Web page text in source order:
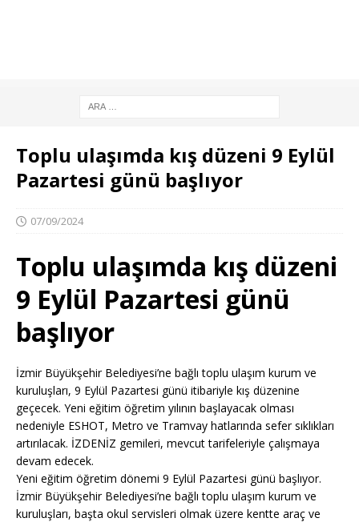
Toplu ulaşımda kış düzeni 9 Eylül
Pazartesi günü başlıyor
07/09/2024
Toplu ulaşımda kış düzeni
9 Eylül Pazartesi günü
başlıyor
İzmir Büyükşehir Belediyesi’ne bağlı toplu ulaşım kurum ve
kuruluşları, 9 Eylül Pazartesi günü itibariyle kış düzenine
geçecek. Yeni eğitim öğretim yılının başlayacak olması
nedeniyle ESHOT, Metro ve Tramvay hatlarında sefer sıklıkları
artırılacak. İZDENİZ gemileri, mevcut tarifeleriyle çalışmaya
devam edecek.
Yeni eğitim öğretim dönemi 9 Eylül Pazartesi günü başlıyor.
İzmir Büyükşehir Belediyesi’ne bağlı toplu ulaşım kurum ve
kuruluşları, başta okul servisleri olmak üzere kentte araç ve